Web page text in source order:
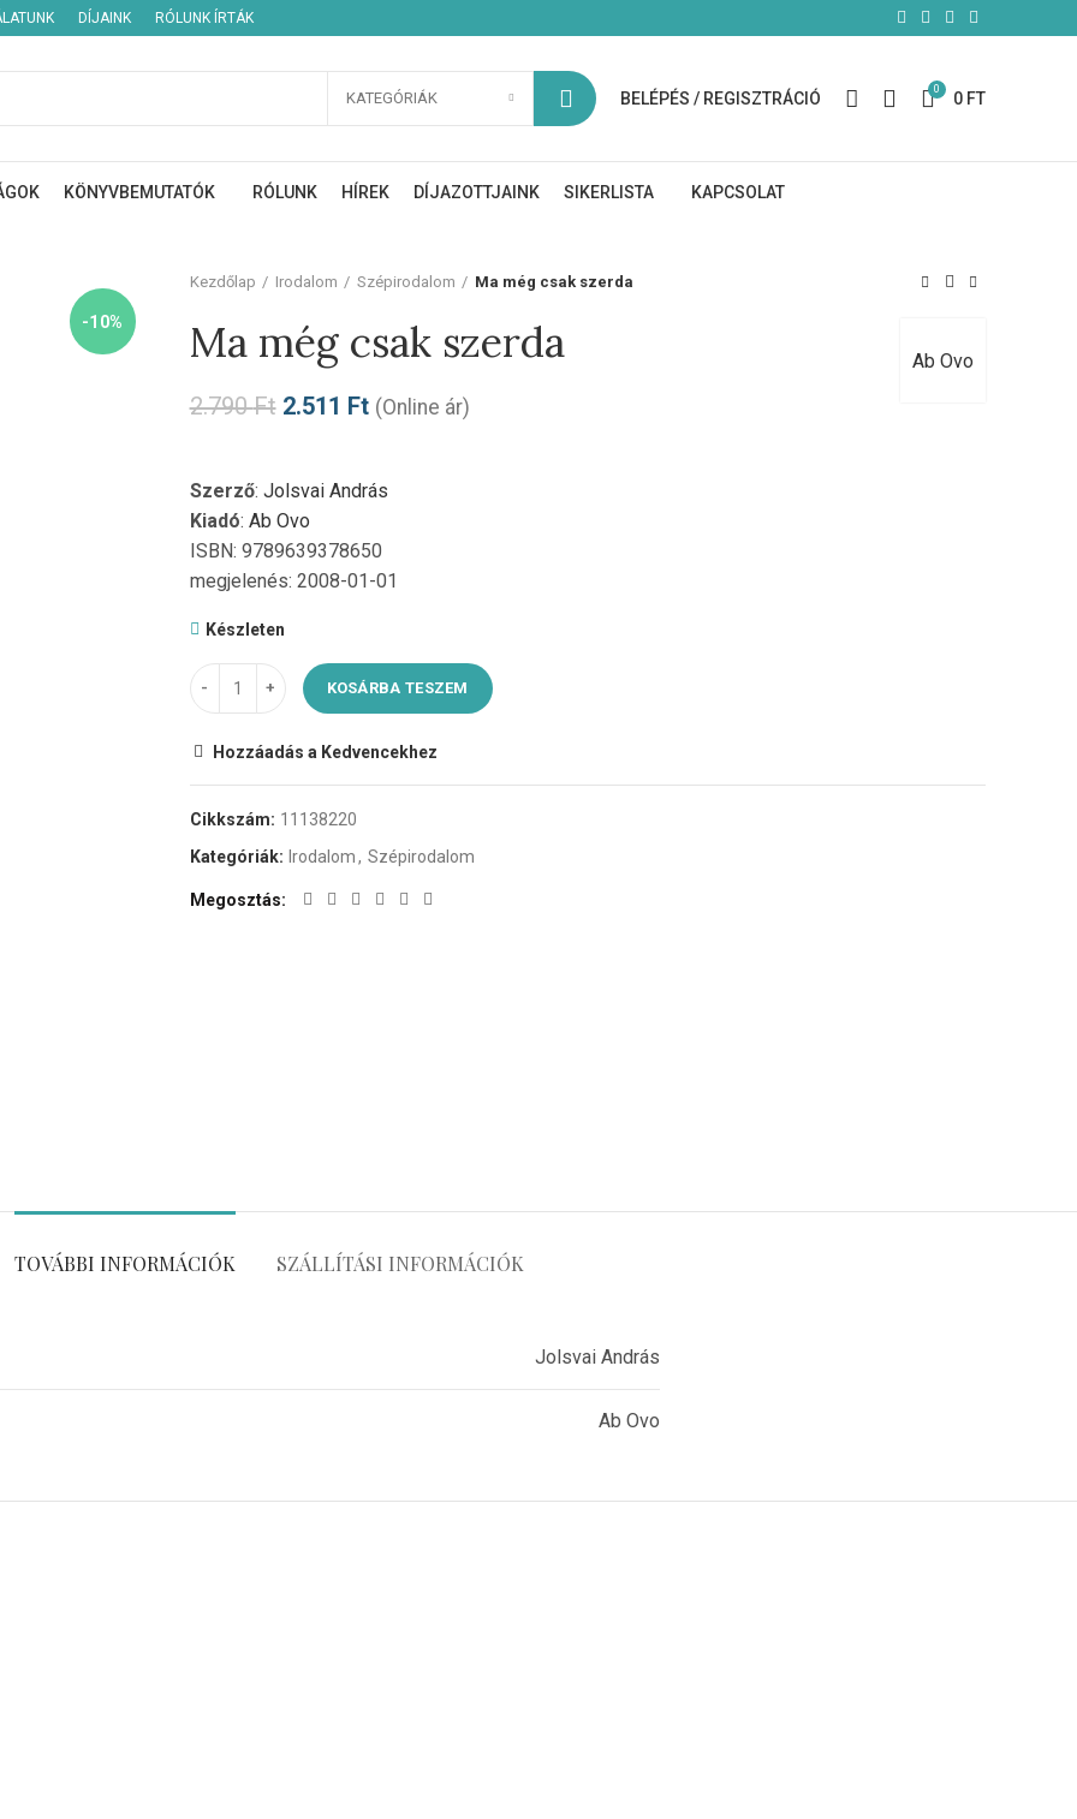
DÍJAINK RÓLUNK ÍRTÁK
KATEGÓRIÁK BELÉPÉS / REGISZTRÁCIÓ 0 0 FT
KÖNYVBEMUTATÓK RÓLUNK HÍREK DÍJAZOTTJAINK SIKERLISTA KAPCSOLAT
-10%
Kezdőlap Irodalom Szépirodalom Ma még csak szerda
Ab Ovo
Ma még csak szerda
2.790Ft 2.511 Ft (Online ár)
Szerző: Jolsvai András
Kiadó: Ab Ovo
ISBN: 9789639378650
megjelenés: 2008-01-01
Készleten
KOSÁRBA TESZEM
Hozzáadás a Kedvencekhez
Cikkszám: 11138220
Kategóriák: Irodalom, Szépirodalom
Megosztás
TOVÁBBI INFORMÁCIÓK SZÁLLÍTÁSI INFORMÁCIÓK
Jolsvai András
Ab Ovo